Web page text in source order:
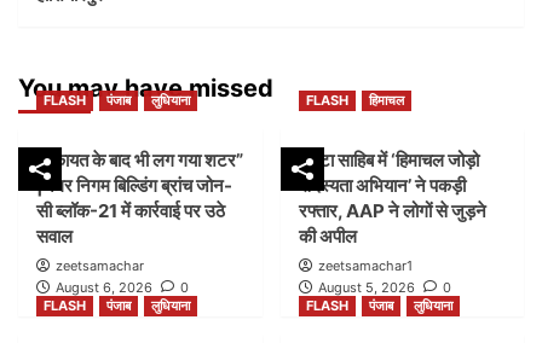
You may have missed
FLASH पंजाब लुधियाना
शिकायत के बाद भी लग गया शटर”
|नगर निगम बिल्डिंग ब्रांच जोन-
सी ब्लॉक-21 में कार्रवाई पर उठे
सवाल
zeetsamachar
August 6, 2026
0
FLASH हिमाचल
पांवटा साहिब में ‘हिमाचल जोड़ो
सदस्यता अभियान’ ने पकड़ी
रफ्तार, AAP ने लोगों से जुड़ने
की अपील
zeetsamachar1
August 5, 2026
0
FLASH
पंजाब लुधियाना FLASH पंजाब लुधियाना